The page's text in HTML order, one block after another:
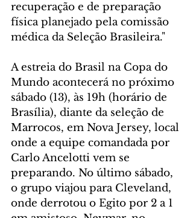
recuperação e de preparação
física planejado pela comissão
médica da Seleção Brasileira."
A estreia do Brasil na Copa do
Mundo acontecerá no próximo
sábado (13), às 19h (horário de
Brasília), diante da seleção de
Marrocos, em Nova Jersey, local
onde a equipe comandada por
Carlo Ancelotti vem se
preparando. No último sábado,
o grupo viajou para Cleveland,
onde derrotou o Egito por 2 a 1